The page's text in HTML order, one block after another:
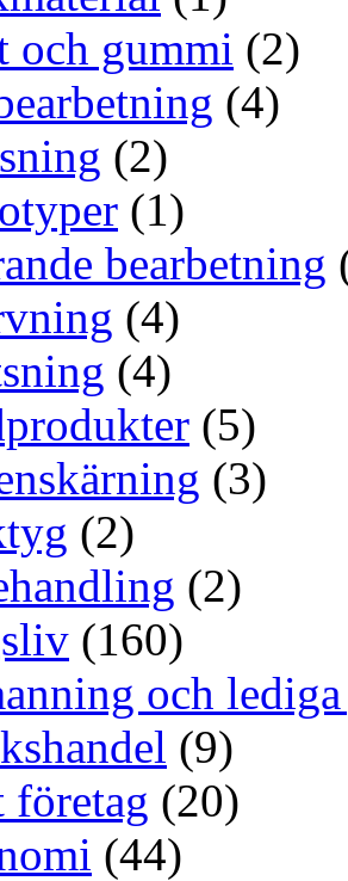
och gummi (2)
(4)
(2)
(1)
bearbetning
(4)
(4)
(5)
(3)
(2)
(2)
(160)
och
(9)
företag (20)
(44)